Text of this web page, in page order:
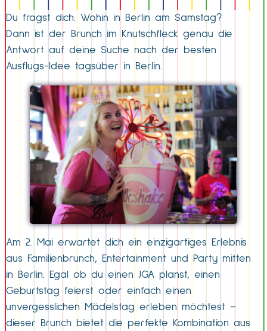
Du fragst dich: Wohin in Berlin am Samstag?
Dann ist der Brunch im Knutschfleck genau die
Antwort auf deine Suche nach der besten
Ausflugs-Idee tagsüber in Berlin.
Am 2. Mai erwartet dich ein einzigartiges Erlebnis
aus Familienbrunch, Entertainment und Party mitten
in Berlin. Egal ob du einen JGA planst, einen
Geburtstag feierst oder einfach einen
unvergesslichen Mädelstag erleben möchtest –
dieser Brunch bietet die perfekte Kombination aus